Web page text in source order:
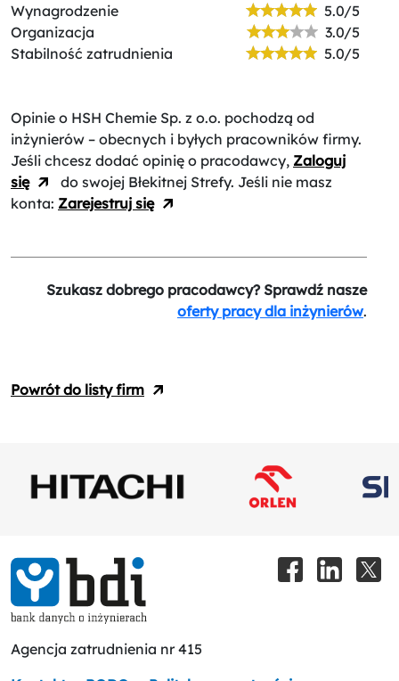
Wynagrodzenie
5.0/5
Organizacja
3.0/5
Stabilność zatrudnienia
5.0/5
Opinie o HSH Chemie Sp. z o.o. pochodzą od
inżynierów – obecnych i byłych pracowników firmy.
Jeśli chcesz dodać opinię o pracodawcy, Zaloguj
się
do swojej Błekitnej Strefy. Jeśli nie masz
konta: Zarejestruj się
Szukasz dobrego pracodawcy? Sprawdź nasze
oferty pracy dla inżynierów.
Powrót do listy firm
Agencja zatrudnienia nr 415